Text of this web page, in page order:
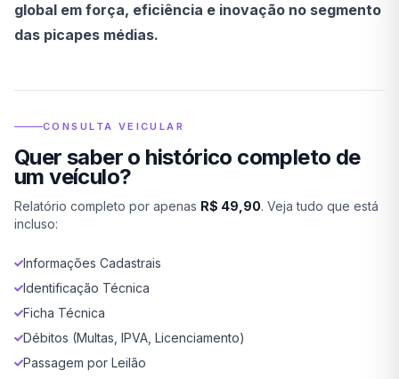
global em força, eficiência e inovação no segmento
das picapes médias.
CONSULTA VEICULAR
Quer saber o histórico completo de
um veículo?
Relatório completo por apenas R$ 49,90. Veja tudo que está
incluso:
Informações Cadastrais
Identificação Técnica
Ficha Técnica
Débitos (Multas, IPVA, Licenciamento)
Passagem por Leilão